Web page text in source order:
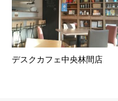
デスクカフェ中央林間店